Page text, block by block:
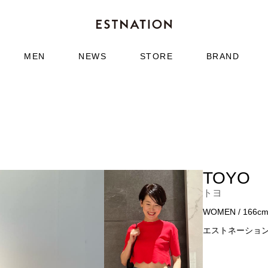
MEN NEWS STORE BRAND
TOYO
トヨ
WOMEN / 166cm
エストネーショ